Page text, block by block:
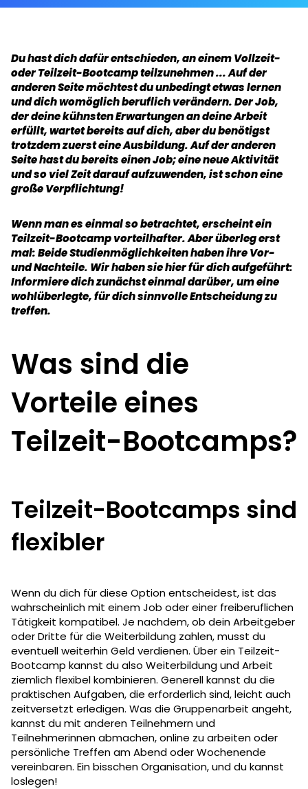
Du hast dich dafür entschieden, an einem Vollzeit-
oder Teilzeit-Bootcamp teilzunehmen ... Auf der
anderen Seite möchtest du unbedingt etwas lernen
und dich womöglich beruflich verändern. Der Job,
der deine kühnsten Erwartungen an deine Arbeit
erfüllt, wartet bereits auf dich, aber du benötigst
trotzdem zuerst eine Ausbildung. Auf der anderen
Seite hast du bereits einen Job; eine neue Aktivität
und so viel Zeit darauf aufzuwenden, ist schon eine
große Verpflichtung!
Wenn man es einmal so betrachtet, erscheint ein
Teilzeit-Bootcamp vorteilhafter. Aber überleg erst
mal: Beide Studienmöglichkeiten haben ihre Vor-
und Nachteile. Wir haben sie hier für dich aufgeführt:
Informiere dich zunächst einmal darüber, um eine
wohlüberlegte, für dich sinnvolle Entscheidung zu
treffen.
Was sind die
Vorteile eines
Teilzeit-Bootcamps?
Teilzeit-Bootcamps sind
flexibler
Wenn du dich für diese Option entscheidest, ist das
wahrscheinlich mit einem Job oder einer freiberuflichen
Tätigkeit kompatibel. Je nachdem, ob dein Arbeitgeber
oder Dritte für die Weiterbildung zahlen, musst du
eventuell weiterhin Geld verdienen. Über ein Teilzeit-
Bootcamp kannst du also Weiterbildung und Arbeit
ziemlich flexibel kombinieren. Generell kannst du die
praktischen Aufgaben, die erforderlich sind, leicht auch
zeitversetzt erledigen. Was die Gruppenarbeit angeht,
kannst du mit anderen Teilnehmern und
Teilnehmerinnen abmachen, online zu arbeiten oder
persönliche Treffen am Abend oder Wochenende
vereinbaren. Ein bisschen Organisation, und du kannst
loslegen!